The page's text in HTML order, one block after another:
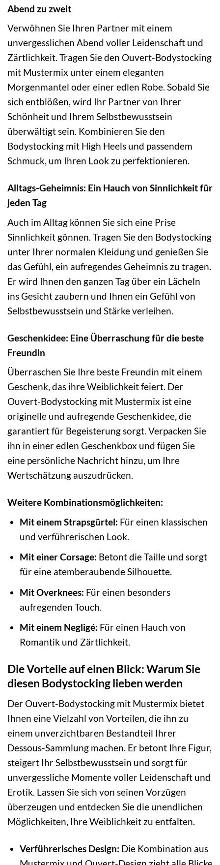
Abend zu zweit
Verwöhnen Sie Ihren Partner mit einem
unvergesslichen Abend voller Leidenschaft und
Zärtlichkeit. Tragen Sie den Ouvert-Bodystocking
mit Mustermix unter einem eleganten
Morgenmantel oder einer edlen Robe. Sobald Sie
sich entblößen, wird Ihr Partner von Ihrer
Schönheit und Ihrem Selbstbewusstsein
überwältigt sein. Kombinieren Sie den
Bodystocking mit High Heels und passendem
Schmuck, um Ihren Look zu perfektionieren.
Alltags-Geheimnis: Ein Hauch von Sinnlichkeit für
jeden Tag
Auch im Alltag können Sie sich eine Prise
Sinnlichkeit gönnen. Tragen Sie den Bodystocking
unter Ihrer normalen Kleidung und genießen Sie
das Gefühl, ein aufregendes Geheimnis zu tragen.
Er wird Ihnen den ganzen Tag über ein Lächeln
ins Gesicht zaubern und Ihnen ein Gefühl von
Selbstbewusstsein und Stärke verleihen.
Geschenkidee: Eine Überraschung für die beste
Freundin
Überraschen Sie Ihre beste Freundin mit einem
Geschenk, das ihre Weiblichkeit feiert. Der
Ouvert-Bodystocking mit Mustermix ist eine
originelle und aufregende Geschenkidee, die
garantiert für Begeisterung sorgt. Verpacken Sie
ihn in einer edlen Geschenkbox und fügen Sie
eine persönliche Nachricht hinzu, um Ihre
Wertschätzung auszudrücken.
Weitere Kombinationsmöglichkeiten:
Mit einem Strapsgürtel: Für einen klassischen
und verführerischen Look.
Mit einer Corsage: Betont die Taille und sorgt
für eine atemberaubende Silhouette.
Mit Overknees: Für einen besonders
aufregenden Touch.
Mit einem Negligé: Für einen Hauch von
Romantik und Zärtlichkeit.
Die Vorteile auf einen Blick: Warum Sie
diesen Bodystocking lieben werden
Der Ouvert-Bodystocking mit Mustermix bietet
Ihnen eine Vielzahl von Vorteilen, die ihn zu
einem unverzichtbaren Bestandteil Ihrer
Dessous-Sammlung machen. Er betont Ihre Figur,
steigert Ihr Selbstbewusstsein und sorgt für
unvergessliche Momente voller Leidenschaft und
Erotik. Lassen Sie sich von seinen Vorzügen
überzeugen und entdecken Sie die unendlichen
Möglichkeiten, Ihre Weiblichkeit zu entfalten.
Verführerisches Design: Die Kombination aus